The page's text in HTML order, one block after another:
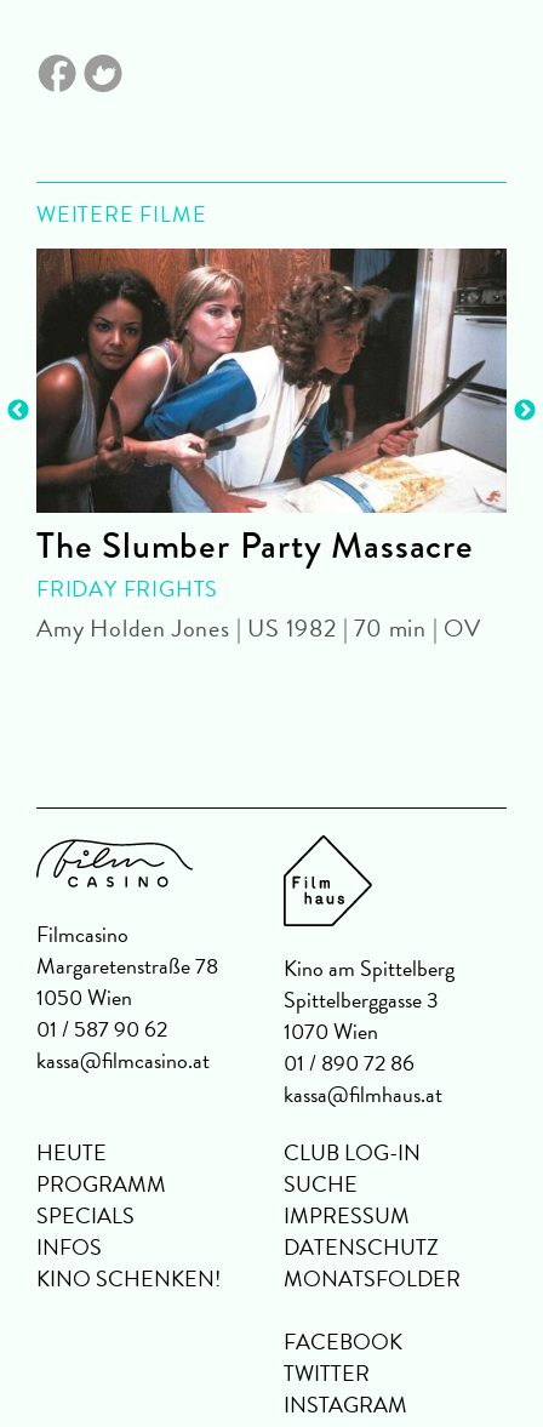
WEITERE FILME
The Slumber Party Massacre
FRIDAY FRIGHTS
Amy Holden Jones | US 1982 | 70 min | OV
Filmcasino
Margaretenstraße 78
1050 Wien
01 / 587 90 62
kassa@filmcasino.at
Kino am Spittelberg
Spittelberggasse 3
1070 Wien
01 / 890 72 86
kassa@filmhaus.at
HEUTE
PROGRAMM
SPECIALS
INFOS
KINO SCHENKEN!
CLUB LOG-IN
SUCHE
IMPRESSUM
DATENSCHUTZ
MONATSFOLDER
FACEBOOK
TWITTER
INSTAGRAM